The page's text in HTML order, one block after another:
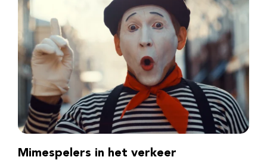
Mimespelers in het verkeer